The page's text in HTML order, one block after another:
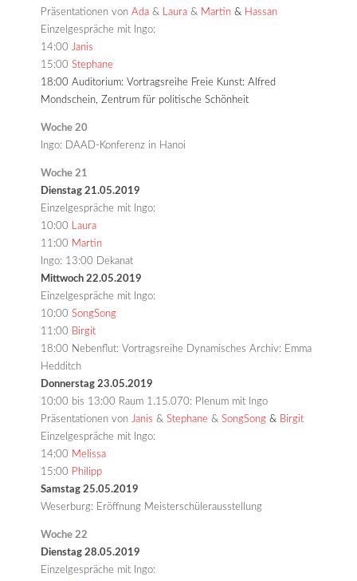
Präsentationen vonAda & Laura & Martin& Hassan
Einzelgespräche mit Ingo:
14:00
Janis
15:00Stephane
18:00 Auditorium: Vortragsreihe Freie Kunst: Alfred
Mondschein, Zentrum für politische Schönheit
Woche 20
Ingo: DAAD-Konferenz in Hanoi
Woche 21
Dienstag 21.05.2019
Einzelgespräche mit Ingo:
10:00
Laura
11:00 Martin
Ingo: 13:00 Dekanat
Mittwoch 22.05.2019
Einzelgespräche mit Ingo:
10:00SongSong
11:00 Birgit
18:00 Nebenflut: Vortragsreihe Dynamisches Archiv: Emma
Hedditch
Donnerstag 23.05.2019
10:00 bis 13:00 Raum 1.15.070: Plenum mit Ingo
Präsentationen von Janis &Stephane &SongSong& Birgit
Einzelgespräche mit Ingo:
14:00 Melissa
15:00 Philipp
Samstag 25.05.2019
Weserburg: Eröffnung Meisterschülerausstellung
Woche 22
Dienstag 28.05.2019
Einzelgespräche mit Ingo: